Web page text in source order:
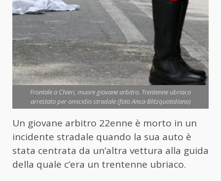
Frontale a Chieri, muore giovane arbitro. Trentenne ubriaco
arrestato per omicidio stradale (foto Ansa-Blitzquotidiano)
Un giovane arbitro 22enne è morto in un
incidente stradale quando la sua auto è
stata centrata da un’altra vettura alla guida
della quale c’era un trentenne ubriaco.